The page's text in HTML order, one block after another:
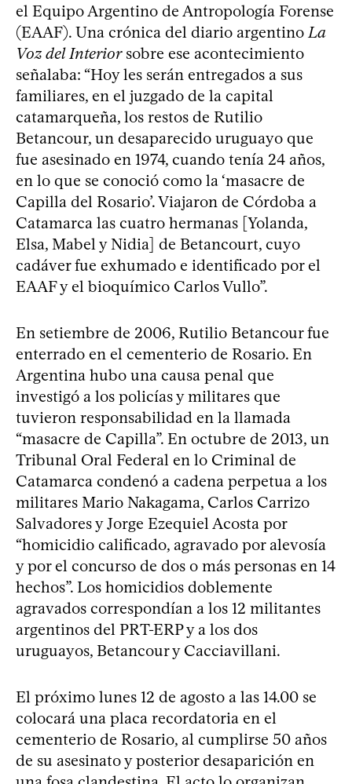
el Equipo Argentino de Antropología Forense
(EAAF). Una crónica del diario argentino La
Voz del Interiorsobre ese acontecimiento
señalaba: “Hoy les serán entregados a sus
familiares, en el juzgado de la capital
catamarqueña, los restos de Rutilio
Betancour, un desaparecido uruguayo que
fue asesinado en 1974, cuando tenía 24 años,
en lo que se conoció como la ‘masacre de
Capilla del Rosario’. Viajaron de Córdoba a
Catamarca las cuatro hermanas [Yolanda,
Elsa, Mabel y Nidia] de Betancourt, cuyo
cadáver fue exhumado e identificado por el
EAAF y el bioquímico Carlos Vullo”.
En setiembre de 2006, Rutilio Betancour fue
enterrado en el cementerio de Rosario. En
Argentina hubo una causa penal que
investigó a los policías y militares que
tuvieron responsabilidad en la llamada
“masacre de Capilla”. En octubre de 2013, un
Tribunal Oral Federal en lo Criminal de
Catamarca condenó a cadena perpetua a los
militares Mario Nakagama, Carlos Carrizo
Salvadores y Jorge Ezequiel Acosta por
“homicidio calificado, agravado por alevosía
y por el concurso de dos o más personas en 14
hechos”. Los homicidios doblemente
agravados correspondían a los 12 militantes
argentinos del PRT-ERP y a los dos
uruguayos, Betancour y Cacciavillani.
El próximo lunes 12 de agosto a las 14.00 se
colocará una placa recordatoria en el
cementerio de Rosario, al cumplirse 50 años
de su asesinato y posterior desaparición en